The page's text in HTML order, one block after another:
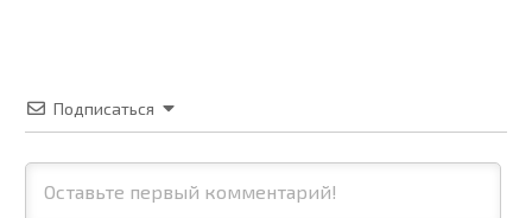
Подписаться